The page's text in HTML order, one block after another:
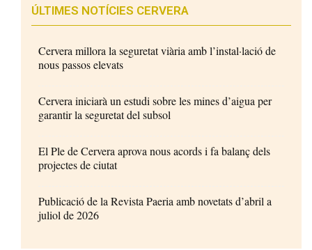
ÚLTIMES NOTÍCIES CERVERA
Cervera millora la seguretat viària amb l’instal·lació de
nous passos elevats
Cervera iniciarà un estudi sobre les mines d’aigua per
garantir la seguretat del subsol
El Ple de Cervera aprova nous acords i fa balanç dels
projectes de ciutat
Publicació de la Revista Paeria amb novetats d’abril a
juliol de 2026